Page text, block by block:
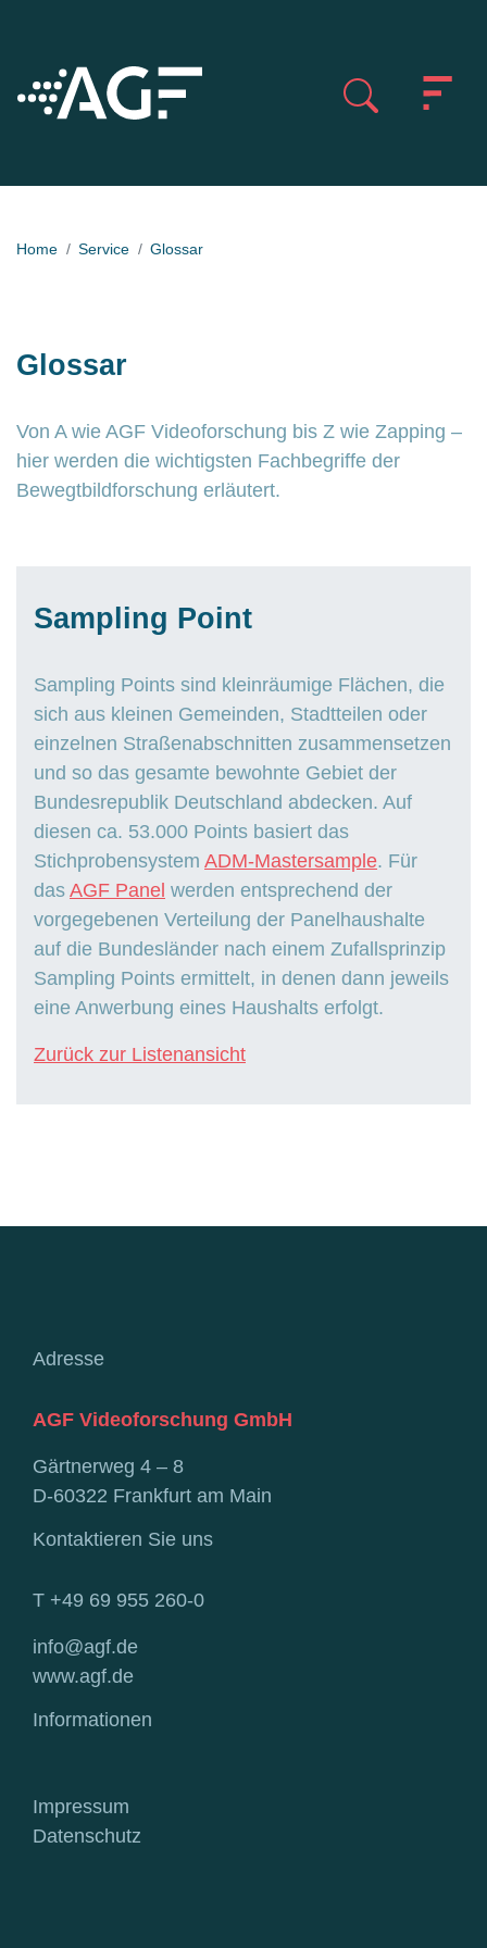
Home Service Glossar
Glossar
Von A wie AGF Videoforschung bis Z wie Zapping –
hier werden die wichtigsten Fachbegriffe der
Bewegtbildforschung erläutert.
Sampling Point
Sampling Points sind kleinräumige Flächen, die
sich aus kleinen Gemeinden, Stadtteilen oder
einzelnen Straßenabschnitten zusammensetzen
und so das gesamte bewohnte Gebiet der
Bundesrepublik Deutschland abdecken. Auf
diesen ca. 53.000 Points basiert das
Stichprobensystem ADM-Mastersample. Für
das AGF Panel werden entsprechend der
vorgegebenen Verteilung der Panelhaushalte
auf die Bundesländer nach einem Zufallsprinzip
Sampling Points ermittelt, in denen dann jeweils
eine Anwerbung eines Haushalts erfolgt.
Zurück zur Listenansicht
Adresse
AGF Videoforschung GmbH
Gärtnerweg 4 – 8
D-60322 Frankfurt am Main
Kontaktieren Sie uns
T +49 69 955 260-0
info@agf.de
www.agf.de
Informationen
Impressum
Datenschutz